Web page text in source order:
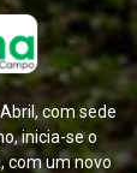
com sede
inicia-se o
com um novo